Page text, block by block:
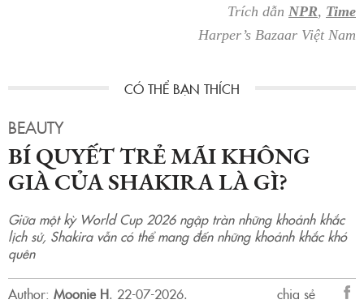
Trích dẫn NPR, Time
Harper’s Bazaar Việt Nam
BEAUTY
BÍ QUYẾT TRẺ MÃI KHÔNG
GIÀ CỦA SHAKIRA LÀ GÌ?
Giữa một kỳ World Cup 2026 ngập tràn những khoảnh khắc
lịch sử, Shakira vẫn có thể mang đến những khoảnh khắc khó
quên
Author: Moonie H. 22-07-2026.
chia sẻ